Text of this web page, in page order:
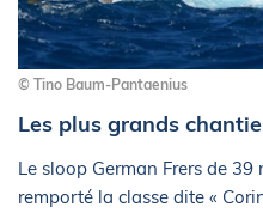
© Tino Baum-Pantaenius
Les plus grands
Le sloop German Frers de
remporté la classe dite «